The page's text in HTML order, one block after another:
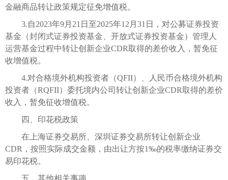
金融商品转让政策规定征免增值税。
3.自2023年9月21日至2025年12月31日，对公募证券投资
基金（封闭式证券投资基金、开放式证券投资基金）管理人
运营基金过程中转让创新企业CDR取得的差价收入，暂免征
收增值税。
4.对合格境外机构投资者（QFII）、人民币合格境外机构
投资者（RQFII）委托境内公司转让创新企业CDR取得的差价
收入，暂免征收增值税。
四、印花税政策
在上海证券交易所、深圳证券交易所转让创新企业
CDR，按照实际成交金额，由出让方按1‰的税率缴纳证券交
易印花税。
五、其他相关事项